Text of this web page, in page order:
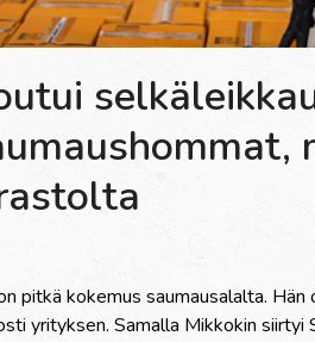
pitkä kokemus saumausalalta.
yrityksen. Samalla Mikkokin siirtyi